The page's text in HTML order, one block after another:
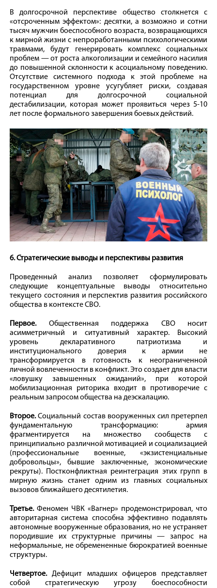
В долгосрочной перспективе общество столкнется с
«отсроченным эффектом»: десятки, а возможно и сотни
тысяч мужчин боеспособного возраста, возвращающихся
к мирной жизни с непроработанными психологическими
травмами, будут генерировать комплекс социальных
проблем — от роста алкоголизации и семейного насилия
до повышенной склонности к асоциальному поведению.
Отсутствие системного подхода к этой проблеме на
государственном уровне усугубляет риски, создавая
потенциал для долгосрочной социальной
дестабилизации, которая может проявиться через 5-10
лет после формального завершения боевых действий.
6. Стратегические выводы и перспективы развития
Проведенный анализ позволяет сформулировать
следующие концептуальные выводы относительно
текущего состояния и перспектив развития российского
общества в контексте СВО.
Первое.Общественная поддержка СВО носит
асимметричный и ситуативный характер. Высокий
уровень декларативного патриотизма и
институционального доверия к армии не
трансформируется в готовность к неограниченной
личной вовлеченности в конфликт. Это создает для власти
«ловушку завышенных ожиданий», при которой
мобилизационная риторика входит в противоречие с
реальным запросом общества на деэскалацию.
Второе.Социальный состав вооруженных сил претерпел
фундаментальную трансформацию: армия
фрагментируется на множество сообществ с
принципиально различной мотивацией и социализацией
(профессиональные военные, «экзистенциальные
добровольцы», бывшие заключенные, экономические
рекруты). Постконфликтная реинтеграция этих групп в
мирную жизнь станет одним из главных социальных
вызовов ближайшего десятилетия.
Третье.Феномен ЧВК «Вагнер» продемонстрировал, что
авторитарная система способна эффективно подавлять
автономные вооруженные образования, но не устраняет
породившие их структурные причины — запрос на
неформальные, не обремененные бюрократией военные
структуры.
Четвертое.Дефицит младших офицеров представляет
собой стратегическую угрозу боеспособности